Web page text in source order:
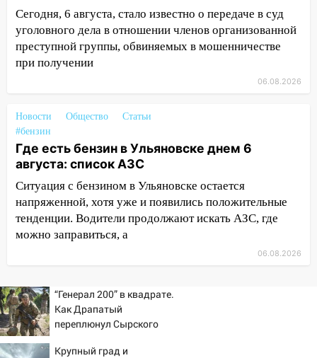
12:00 Где есть бензин в Ульяновске 7
августа: список АЗС
11:50 Заснул рядом с ребёнком и
случайно задушил его: суд вынес
11:38
В Ленинском районе пожар
полностью уничтожил дачный дом и
сарай
11:38 В Госдуме предложили отменить
ЕГЭ с 2027 года
11:25 В Ульяновске ИИ будет выявлять
нарушителей на контейнерных
площадках
Валерия Клейменова выиграла два
золота в составе сборной мира
11:16
В Ульяновске открыли памятную
доску декабристу Кондратию Рылееву
Сегодня, 6 августа, стало известно о передаче в суд
уголовного дела в отношении членов организованной
преступной группы, обвиняемых в мошенничестве
при получении
06.08.2026
Новости Общество
Статьи
#бензин
Где есть бензин в Ульяновске днем 6
августа: список АЗС
Ситуация с бензином в Ульяновске остается
напряженной, хотя уже и появились положительные
тенденции. Водители продолжают искать АЗС, где
можно заправиться, а
06.08.2026
“Генерал 200” в квадрате.
Как Драпатый
переплюнул Сырского
Крупный град и